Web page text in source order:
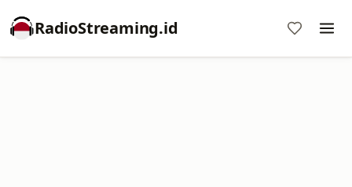
RadioStreaming.id